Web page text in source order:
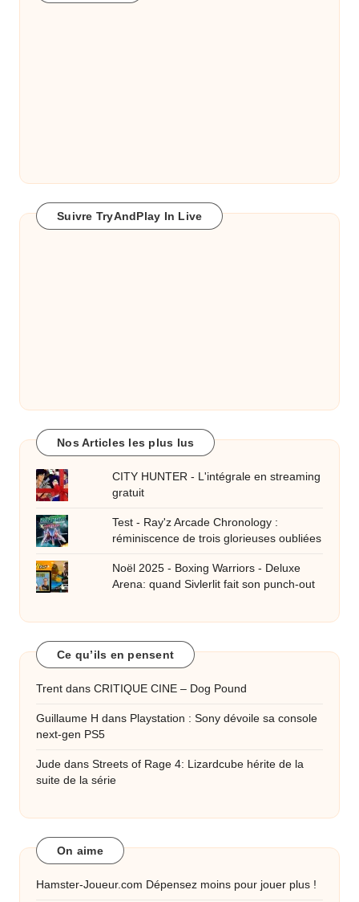
Suivre TryAndPlay In Live
Nos Articles les plus lus
CITY HUNTER - L'intégrale en streaming
gratuit
Test - Ray'z Arcade Chronology :
réminiscence de trois glorieuses oubliées
Noël 2025 - Boxing Warriors - Deluxe
Arena: quand Sivlerlit fait son punch-out
Ce qu’ils en pensent
Trent dans CRITIQUE CINE – Dog Pound
Guillaume H dans Playstation : Sony dévoile sa console
next-gen PS5
Jude dans Streets of Rage 4: Lizardcube hérite de la
suite de la série
On aime
Hamster-Joueur.com Dépensez moins pour jouer plus !